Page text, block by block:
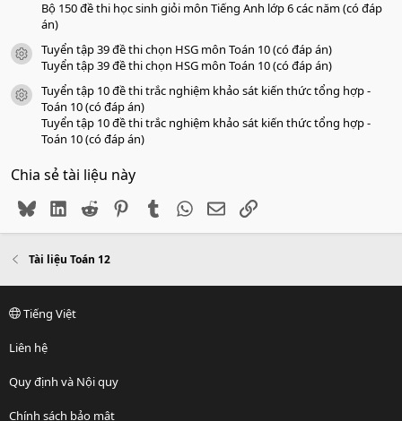
Bộ 150 đề thi học sinh giỏi môn Tiếng Anh lớp 6 các năm (có đáp
án)
icon tài liệu
Tuyển tập 39 đề thi chọn HSG môn Toán 10 (có đáp án)
Tuyển tập 39 đề thi chọn HSG môn Toán 10 (có đáp án)
icon tài liệu
Tuyển tập 10 đề thi trắc nghiệm khảo sát kiến thức tổng hợp -
Toán 10 (có đáp án)
Tuyển tập 10 đề thi trắc nghiệm khảo sát kiến thức tổng hợp -
Toán 10 (có đáp án)
Chia sẻ tài liệu này
BlueskyLinkedIn
Reddit PinterestTumblr WhatsApp
EmailLink
Tài liệu Toán 12
Tiếng Việt
Liên hệ
Quy định và Nội quy
Chính sách bảo mật